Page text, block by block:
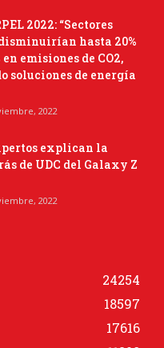
2022: “Sectores
hasta 20%
en emisiones de CO2,
soluciones de energía
2022
explican la
de UDC del Galaxy Z
2022
24254
18597
17616